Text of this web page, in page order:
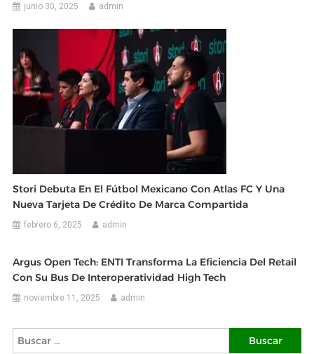
junio 30, 2025 admin
Stori Debuta En El Fútbol Mexicano Con Atlas FC Y Una
Nueva Tarjeta De Crédito De Marca Compartida
febrero 6, 2025 admin
Argus Open Tech: ENTI Transforma La Eficiencia Del Retail
Con Su Bus De Interoperatividad High Tech
noviembre 11, 2025 admin
Buscar: